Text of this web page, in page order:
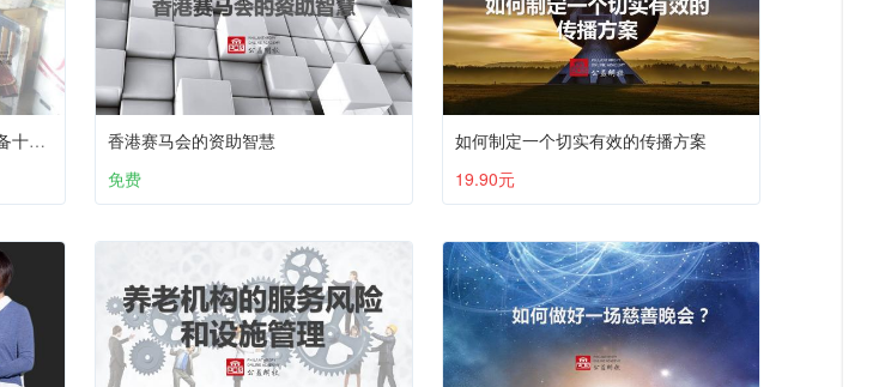
社区儿童社工初级网络课程（必备十课）：第八课 档案管理
香港赛马会的资助智慧
免费
如何制定一个切实有效的传播方案
19.90元